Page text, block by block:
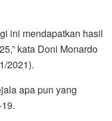
ini mendapatkan hasil
kata Doni Monardo
2021).
apa pun yang